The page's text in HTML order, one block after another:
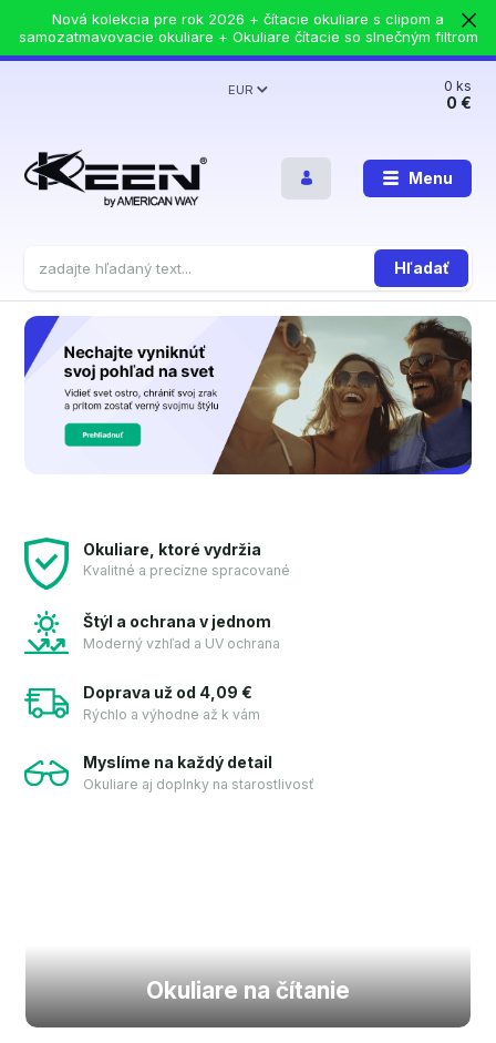
Nová kolekcia pre rok 2026 + čítacie okuliare s clipom a
samozatmavovacie okuliare + Okuliare čítacie so slnečným filtrom
Menu
EUR
Hľadať
0ks
0 €
Okuliare, ktoré vydržia
Kvalitné a precízne spracované
Štýl a ochrana v jednom
Moderný vzhľad a UV ochrana
Doprava už od 4,09 €
Rýchlo a výhodne až k vám
Myslíme na každý detail
Okuliare aj doplnky na starostlivosť
Okuliare na čítanie